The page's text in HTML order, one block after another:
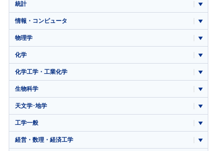
統計
情報・コンピュータ
物理学
化学
化学工学・工業化学
生物科学
天文学･地学
工学一般
経営・数理・経済工学